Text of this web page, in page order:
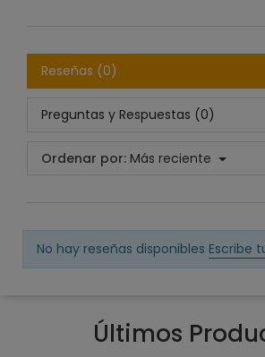
Reseñas (0)
Preguntas y Respuestas (0)
Ordenar por: Más reciente
No hay reseñas disponibles Escribe
Últimos